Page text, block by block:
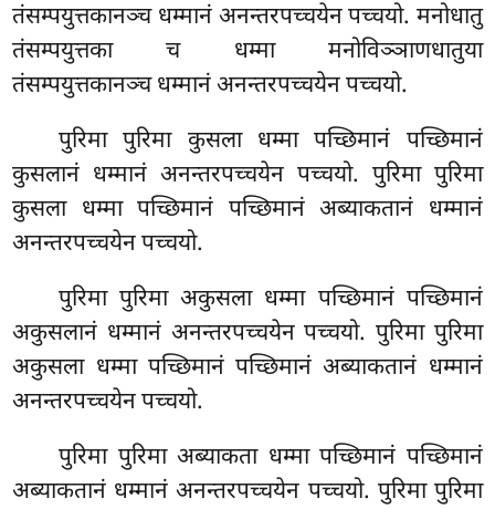
तंसम्पयुत्तकानञ्च धम्मानं अनन्तरपच्चयेन पच्चयो. मनोधातु
तंसम्पयुत्तका च धम्मा मनोविञ्ञाणधातुया
तंसम्पयुत्तकानञ्च धम्मानं अनन्तरपच्चयेन पच्चयो.
पुरिमा पुरिमा कुसला धम्मा पच्छिमानं पच्छिमानं
कुसलानं धम्मानं अनन्तरपच्चयेन पच्चयो. पुरिमा पुरिमा
कुसला धम्मा पच्छिमानं पच्छिमानंअब्याकतानं धम्मानं
अनन्तरपच्चयेन पच्चयो.
पुरिमा पुरिमा अकुसला धम्मा पच्छिमानं पच्छिमानं
अकुसलानं धम्मानं अनन्तरपच्चयेन पच्चयो. पुरिमा पुरिमा
अकुसला धम्मा पच्छिमानं पच्छिमानं अब्याकतानं धम्मानं
अनन्तरपच्चयेन पच्चयो.
पुरिमा पुरिमा अब्याकता धम्मा पच्छिमानं पच्छिमानं
अब्याकतानं धम्मानं अनन्तरपच्चयेन पच्चयो. पुरिमा पुरिमा